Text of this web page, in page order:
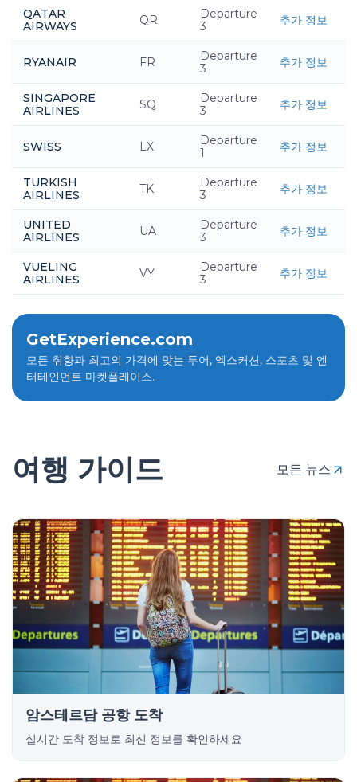
QATAR
AIRWAYS
QR
Departure
3
추가 정보
RYANAIR FR
Departure
3
추가 정보
SINGAPORE
AIRLINES
SQ
Departure
3
추가 정보
SWISS LX
Departure
1
추가 정보
TURKISH
AIRLINES
TK
Departure
3
추가 정보
UNITED
AIRLINES
UA
Departure
3
추가 정보
VUELING
AIRLINES
VY
Departure
3
추가 정보
GetExperience.com
모든 취향과 최고의 가격에 맞는 투어, 엑스커션, 스포츠 및 엔
터테인먼트 마켓플레이스.
여행 가이드 모든 뉴스
암스테르담 공항 도착
실시간 도착 정보로 최신 정보를 확인하세요